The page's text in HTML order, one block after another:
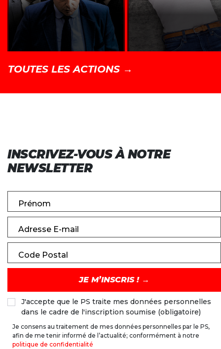
TOUTES LES ACTIONS →
INSCRIVEZ-VOUS À NOTRE
NEWSLETTER
Prénom
Adresse E-mail
Code Postal
J'accepte que le PS traite mes données personnelles
dans le cadre de l'inscription soumise (obligatoire)
Je consens au traitement de mes données personnelles par le PS,
afin de me tenir informé de l’actualité; conformément à notre
politique de confidentialité